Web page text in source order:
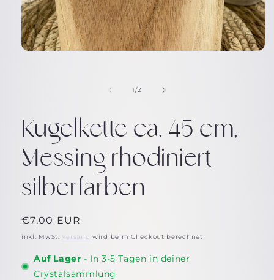
1/von
2
Kugelkette ca. 45 cm,
Messing rhodiniert
silberfarben
Normaler
Preis
€7,00 EUR
inkl. MwSt.Versand wird beim Checkout berechnet
Auf Lager - In 3-5 Tagen in deiner
Crystalsammlung